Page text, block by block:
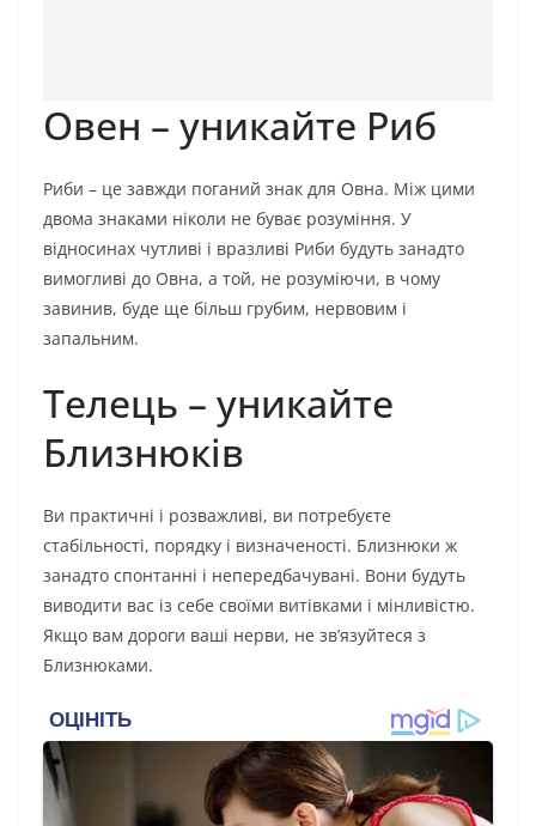
Овен – уникайте Риб
Риби – це завжди поганий знак для Овна. Між цими
двома знаками ніколи не буває розуміння. У
відносинах чутливі і вразливі Риби будуть занадто
вимогливі до Овна, а той, не розуміючи, в чому
завинив, буде ще більш грубим, нервовим і
запальним.
Телець – уникайте
Близнюків
Ви практичні і розважливі, ви потребуєте
стабільності, порядку і визначеності. Близнюки ж
занадто спонтанні і непередбачувані. Вони будуть
виводити вас із себе своїми витівками і мінливістю.
Якщо вам дороги ваші нерви, не зв’язуйтеся з
Близнюками.